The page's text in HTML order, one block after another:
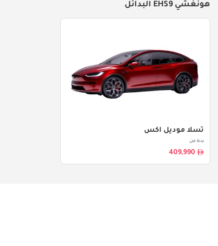
هونغشي EHS9 البدائل
تسلا موديل اكس
بدءا من
409,990